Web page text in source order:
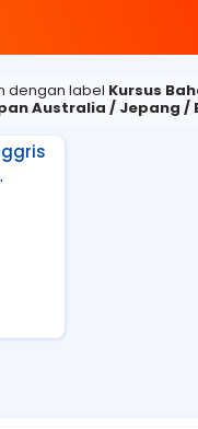
dengan label Kursus
Australia / Jepang /